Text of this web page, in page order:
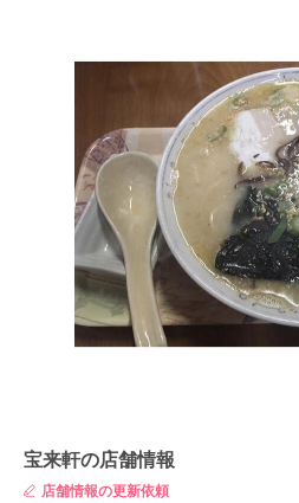
宝来軒の店舗情報
店舗情報の更新依頼